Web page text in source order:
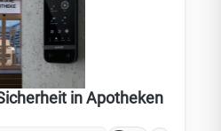
in Apotheken